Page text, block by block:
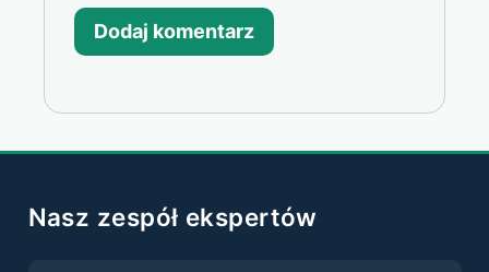
Nasz zespół ekspertów